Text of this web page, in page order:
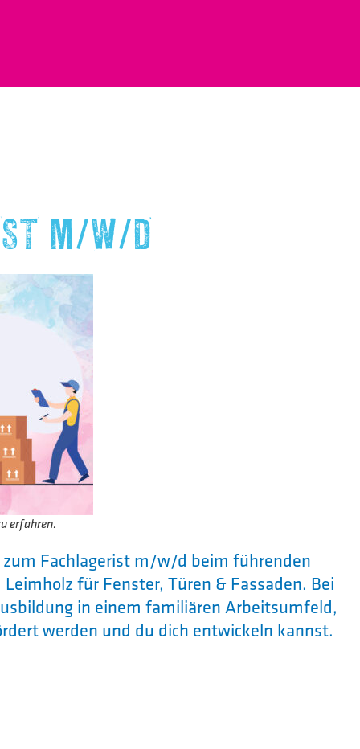
M/W/D
erfahren.
Fachlagerist m/w/d beim führenden
für Fenster, Türen & Fassaden. Bei
in einem familiären Arbeitsumfeld,
werden und du dich entwickeln kannst.